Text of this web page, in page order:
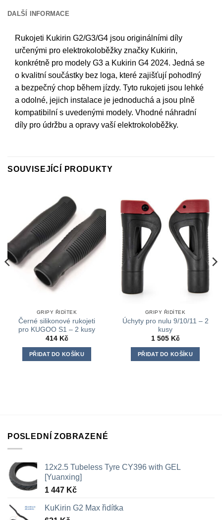
DALŠÍ INFORMACE
Rukojeti Kukirin G2/G3/G4 jsou originálními díly
určenými pro elektrokoloběžky značky Kukirin,
konkrétně pro modely G3 a Kukirin G4 2024. Jedná se
o kvalitní součástky bez loga, které zajišťují pohodlný
a bezpečný chop během jízdy. Tyto rukojeti jsou lehké
a odolné, jejich instalace je jednoduchá a jsou plně
kompatibilní s uvedenými modely. Vhodné náhradní
díly pro údržbu a opravy vaší elektrokoloběžky.
SOUVISEJÍCÍ PRODUKTY
GRIPY ŘIDÍTEK
Černé silikonové rukojeti
pro KUGOO S1 – 2 kusy
414 Kč
PŘIDAT DO KOŠÍKU
GRIPY ŘIDÍTEK
Úchyty pro nulu 9/10/11 – 2
kusy
1 505 Kč
PŘIDAT DO KOŠÍKU
POSLEDNÍ ZOBRAZENÉ
12x2.5 Tubeless Tyre CY396 with GEL
[Yuanxing]
1 447 Kč
KuKirin G2 Max řidítka